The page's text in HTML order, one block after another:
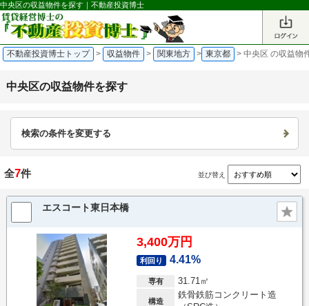
中央区の収益物件を探す｜不動産投資博士
不動産投資博士トップ > 収益物件 > 関東地方 > 東京都 > 中央区 の収益物
中央区の収益物件を探す
検索の条件を変更する
全7件 並び替え
エスコート東日本橋
3,400万円
利回り 4.41%
専有 31.71㎡
構造
鉄骨鉄筋コンクリート造